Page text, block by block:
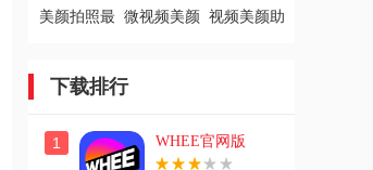
美颜拍照最 微视频美颜 视频美颜助
下载排行
1 WHEE官网版